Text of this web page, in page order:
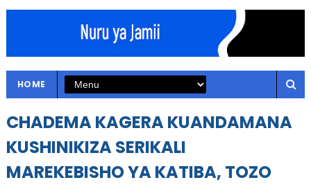
HOME
CHADEMA KAGERA KUANDAMANA
KUSHINIKIZA SERIKALI
MAREKEBISHO YA KATIBA, TOZO